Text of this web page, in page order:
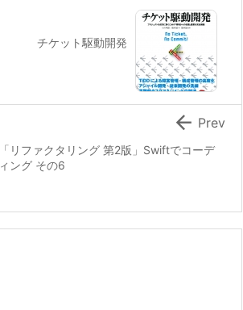
チケット駆動開発
「リファクタリング 第2版」Swiftでコーデ
ィング その6
 Prev